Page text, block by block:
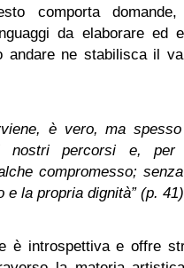
comporta
da elaborare ed
andare ne stabilisca il
è vero, ma
nostri percorsi e, per
compromesso;
e la propria dignità” (p. 41)
è introspettiva e offre